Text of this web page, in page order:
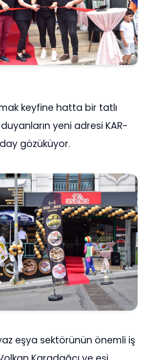
keyfine hatta bir tatlı
yeni adresi KAR-
gözüküyor.
eşya sektörünün önemli iş